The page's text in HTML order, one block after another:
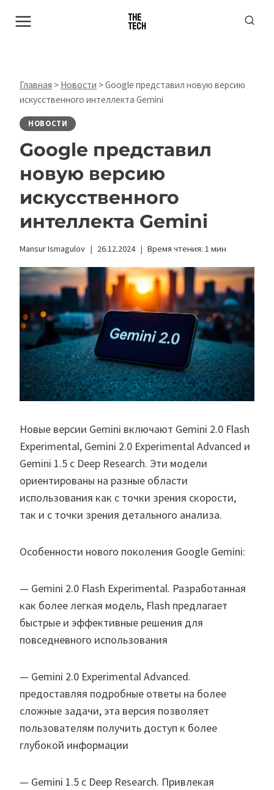
Главная > Новости >Google представил новую версию
искусственного интеллекта Gemini
НОВОСТИ
Google представил
новую версию
искусственного
интеллекта Gemini
Mansur Ismagulov 26.12.2024 Время чтения: 1 мин
Новые версии Gemini включают Gemini 2.0 Flash
Experimental, Gemini 2.0 Experimental Advanced и
Gemini 1.5 с Deep Research. Эти модели
ориентированы на разные области
использования как с точки зрения скорости,
так и с точки зрения детального анализа.
Особенности нового поколения Google Gemini:
— Gemini 2.0 Flash Experimental. Разработанная
как более легкая модель, Flash предлагает
быстрые и эффективные решения для
повседневного использования
— Gemini 2.0 Experimental Advanced.
предоставляя подробные ответы на более
сложные задачи, эта версия позволяет
пользователям получить доступ к более
глубокой информации
— Gemini 1.5 с Deep Research. Привлекая